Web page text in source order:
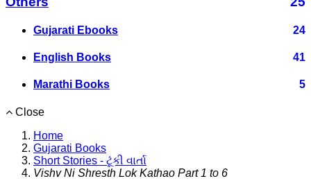
Gujarati Ebooks 24
English Books 41
Marathi Books 5
Close
Home
Gujarati Books
Short Stories - ટૂંકી વાર્તા
Vishv Ni Shresth Lok Kathao Part 1 to 6